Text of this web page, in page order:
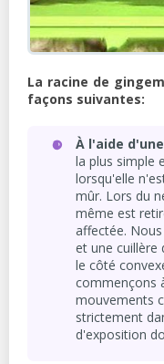
La racine de
façons suivantes:
À l'aide
la plus simple
lorsqu'elle
mûr. Lors du
même est
affectée.
et une cuillère
le côté
commençons
mouvements
strictement
d'exposition